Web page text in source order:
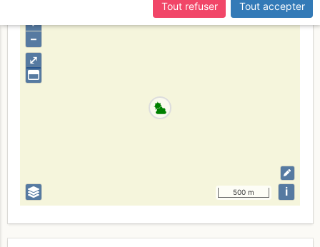
⤢
+
–
500 m i
Tout refuser
Tout accepter